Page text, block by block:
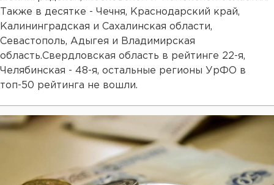
Также в десятке - Чечня, Краснодарский край,
Калининградская и Сахалинская области,
Севастополь, Адыгея и Владимирская
область.Свердловская область в рейтинге 22-я,
Челябинская - 48-я, остальные регионы УрФО в
топ-50 рейтинга не вошли.